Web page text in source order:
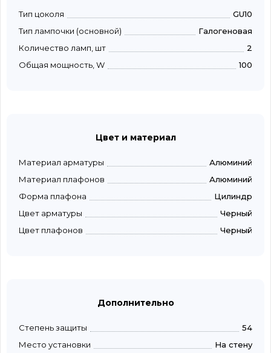
Тип цоколя
GU10
Тип лампочки (основной)
Галогеновая
Количество ламп, шт
2
Общая мощность, W
100
Цвет и материал
Материал арматуры
Алюминий
Материал плафонов
Алюминий
Форма плафона
Цилиндр
Цвет арматуры
Черный
Цвет плафонов
Черный
Дополнительно
Степень защиты
54
Место установки
На стену